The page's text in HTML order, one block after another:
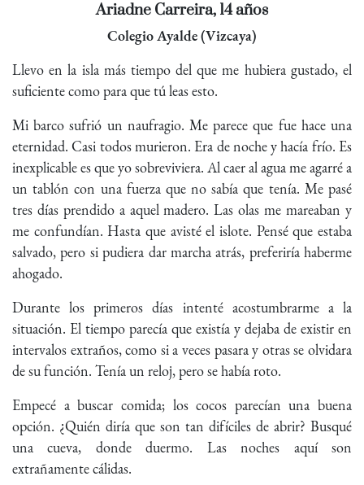
Ariadne Carreira, 14 años
Colegio Ayalde (Vizcaya)
Llevo en la isla más tiempo del que me hubiera gustado, el
suficiente como para que tú leas esto.
Mi barco sufrió un naufragio. Me parece que fue hace una
eternidad. Casi todos murieron. Era de noche y hacía frío. Es
inexplicable es que yo sobreviviera. Al caer al agua me agarré a
un tablón con una fuerza que no sabía que tenía. Me pasé
tres días prendido a aquel madero. Las olas me mareaban y
me confundían. Hasta que avisté el islote. Pensé que estaba
salvado, pero si pudiera dar marcha atrás, preferiría haberme
ahogado.
Durante los primeros días intenté acostumbrarme a la
situación. El tiempo parecía que existía y dejaba de existir en
intervalos extraños, como si a veces pasara y otras se olvidara
de su función. Tenía un reloj, pero se había roto.
Empecé a buscar comida; los cocos parecían una buena
opción. ¿Quién diría que son tan difíciles de abrir? Busqué
una cueva, donde duermo. Las noches aquí son
extrañamente cálidas.